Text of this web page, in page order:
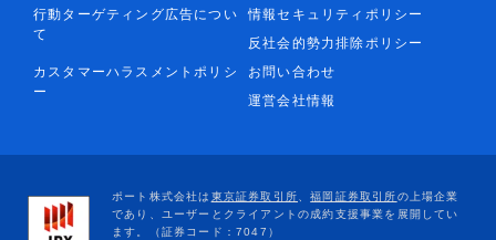
行動ターゲティング広告につい
て
情報セキュリティポリシー
反社会的勢力排除ポリシー
カスタマーハラスメントポリシ
ー
お問い合わせ
運営会社情報